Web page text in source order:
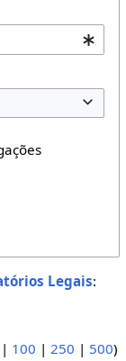
Legais:
| 100 | 250 | 500)